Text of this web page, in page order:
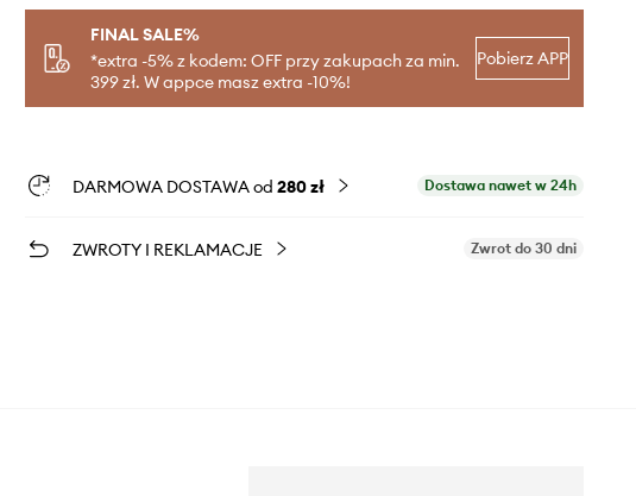
FINAL SALE%
*extra -5% z kodem: OFF przy zakupach za min.
399 zł. W appce masz extra -10%!
Pobierz APP
DARMOWA DOSTAWA od 280 zł Dostawa nawet w 24h
ZWROTY I REKLAMACJE Zwrot do 30 dni